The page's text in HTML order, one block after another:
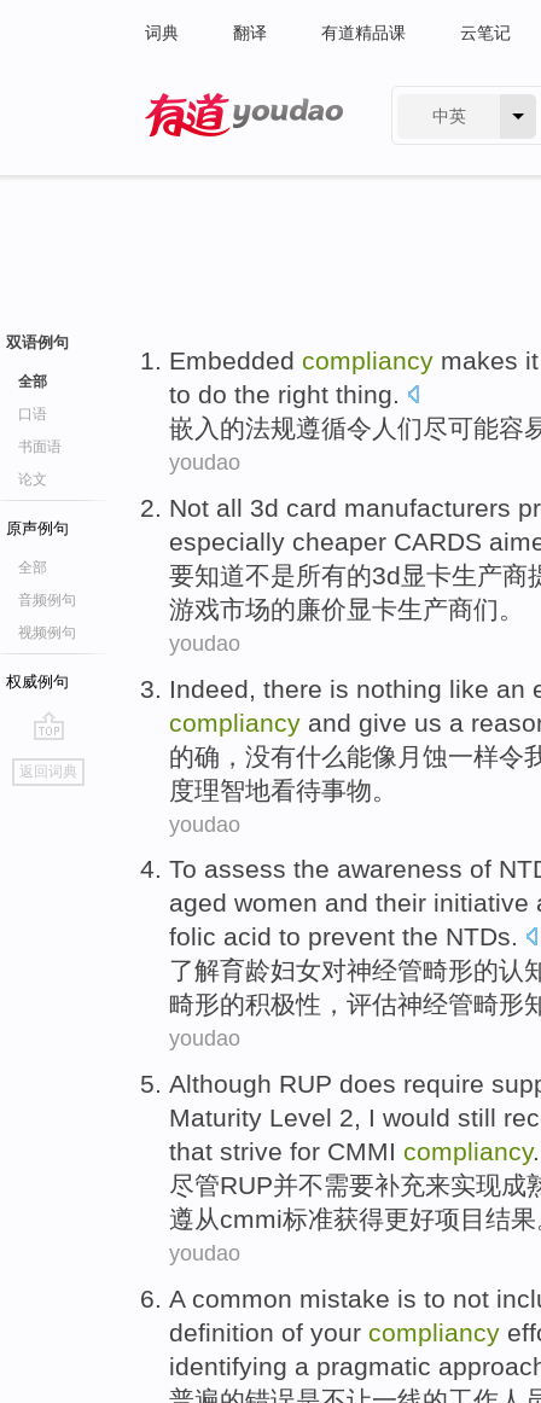
词典 翻译 有道精品课 云笔记
中英
双语例句
全部
口语
书面语
论文
原声例句
全部
音频例句
视频例句
权威例句
go
top
返回词典
Embedded compliancy makes
to do the right thing.
嵌入 的法规遵循令人们尽可能容
youdao
Not all 3d card manufacturers
especially cheaper CARDS
要知道不是所有的3d显卡生产商
游戏市场的廉价显卡生产商们。
youdao
Indeed there is nothing like an
compliancy and give us a
的确 ， 没有什么能像 月蚀一样令
度理智地看待事物。
youdao
To assess the awareness of
aged women and their initiative
folic acid to prevent the NTDs.
了解育龄妇女对神经管畸形的认
畸形的积极性 ， 评估神经管畸形
youdao
Although RUP does require
Maturity Level 2, I would still
that strive for CMMI compliancy.
尽管RUP并不需要补充来实现成
遵从cmmi标准获得更好项目结
youdao
A common mistake is to not
definition of your compliancy
identifying a pragmatic